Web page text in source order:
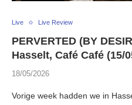
Live Live Review
PERVERTED (BY
Hasselt, Café Café (15/
18/05/2026
Vorige week hadden we in